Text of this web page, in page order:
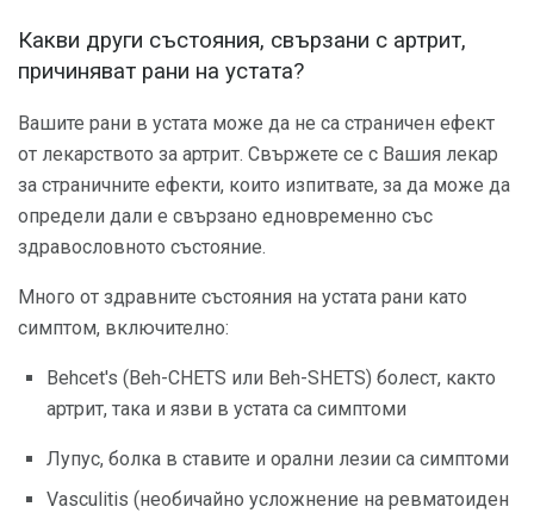
Какви други състояния, свързани с артрит,
причиняват рани на устата?
Вашите рани в устата може да не са страничен ефект
от лекарството за артрит. Свържете се с Вашия лекар
за страничните ефекти, които изпитвате, за да може да
определи дали е свързано едновременно със
здравословното състояние.
Много от здравните състояния на устата рани като
симптом, включително:
Behcet's (Beh-CHETS или Beh-SHETS) болест, както
артрит, така и язви в устата са симптоми
Лупус, болка в ставите и орални лезии са симптоми
Vasculitis (необичайно усложнение на ревматоиден